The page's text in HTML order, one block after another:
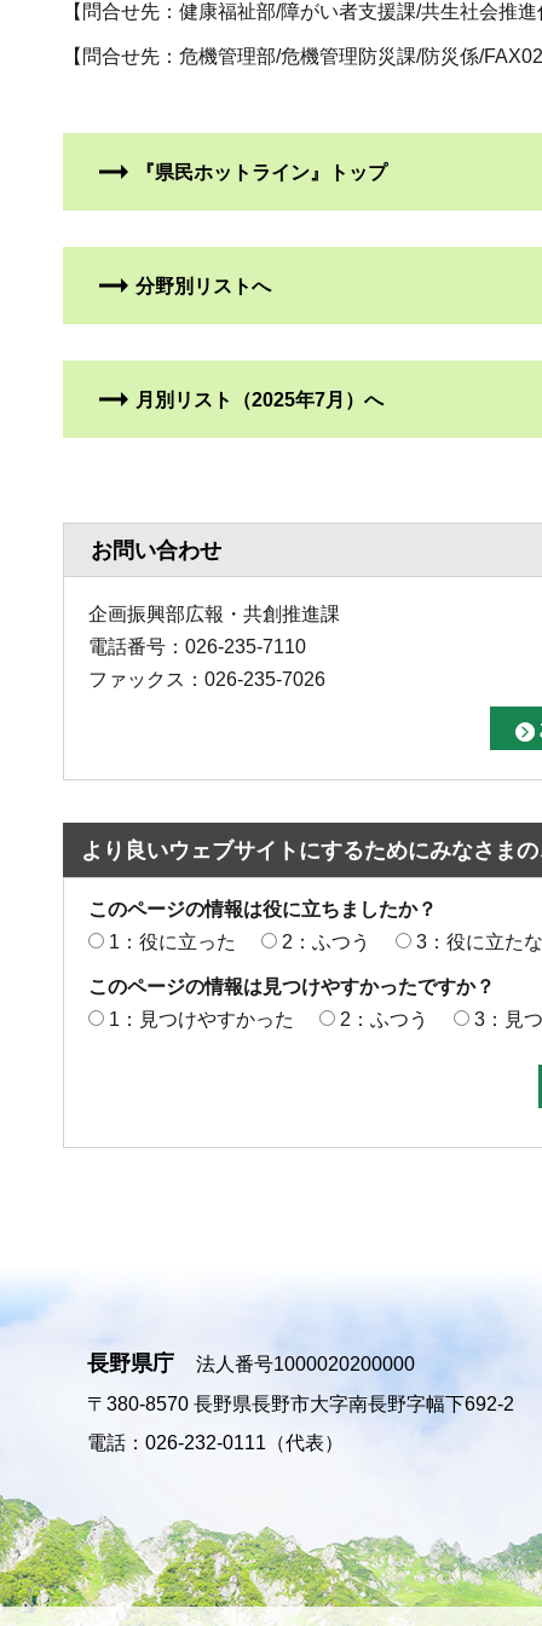
【問合せ先：健康福祉部/障がい者支援課/共生社会推
【問合せ先：危機管理部/危機管理防災課/防災係/
『県民ホットライン』トップ
分野別リストへ
月別リスト（2025年7月）へ
お問い合わせ
企画振興部広報・共創推進課
電話番号：026-235-7110
ファックス：026-235-7026
より良いウェブサイトにするためにみなさま
このページの情報は役に立ちましたか？
1：役に立った
2：ふつう 3：役に立た
このページの情報は見つけやすかったですか？
1：見つけやすかった
2：ふつう 3：見
長野県庁
法人番号1000020200000
〒380-8570 長野県長野市大字南長野字幅下692-2
電話：026-232-0111（代表）